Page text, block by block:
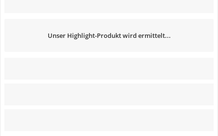
Unser Highlight-Produkt wird ermittelt...